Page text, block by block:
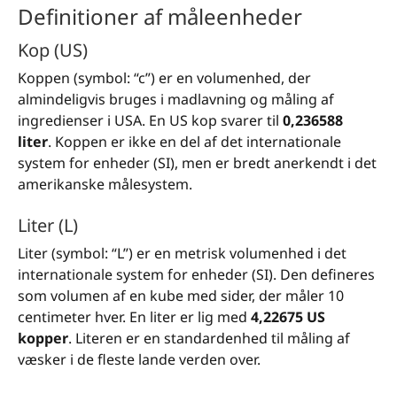
Definitioner af måleenheder
Kop (US)
Koppen (symbol: “c”) er en volumenhed, der
almindeligvis bruges i madlavning og måling af
ingredienser i USA. En US kop svarer til 0,236588
liter. Koppen er ikke en del af det internationale
system for enheder (SI), men er bredt anerkendt i det
amerikanske målesystem.
Liter (L)
Liter (symbol: “L”) er en metrisk volumenhed i det
internationale system for enheder (SI). Den defineres
som volumen af en kube med sider, der måler 10
centimeter hver. En liter er lig med 4,22675 US
kopper. Literen er en standardenhed til måling af
væsker i de fleste lande verden over.